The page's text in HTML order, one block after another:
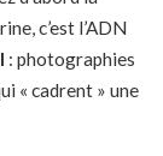
c’est l’ADN
: photographies
« cadrent » une